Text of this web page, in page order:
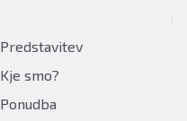
Predstavitev
Kje smo?
Ponudba